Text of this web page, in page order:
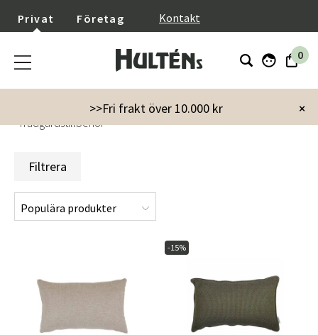
Privat Företag Kontakt
0
×
>>Fri frakt över 10.000 kr
Kampanjer
Summer Season
Trädgårdstillbehör
Filtrera
-15%